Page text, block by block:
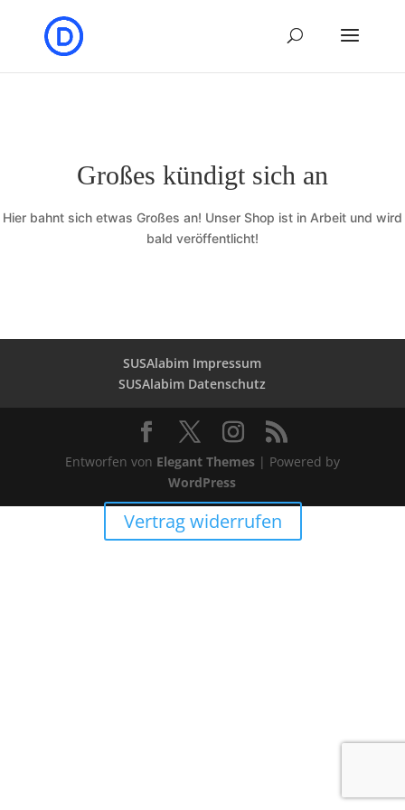
Großes kündigt sich an
Hier bahnt sich etwas Großes an! Unser Shop ist in Arbeit und wird
bald veröffentlicht!
SUSAlabim Impressum
SUSAlabim Datenschutz
Entworfen von Elegant Themes| Powered by
WordPress
Vertrag widerrufen